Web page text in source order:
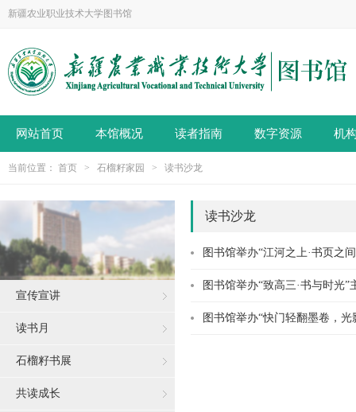
新疆农业职业技术大学图书馆
网站首页 本馆概况 读者指南 数字资源 机
当前位置： 首页 > 石榴籽家园 > 读书沙龙
宣传宣讲
读书月
石榴籽书展
共读成长
读书沙龙
图书馆举办“江河之上·书页之
图书馆举办“致高三·书与时光”
图书馆举办“快门轻翻墨卷，